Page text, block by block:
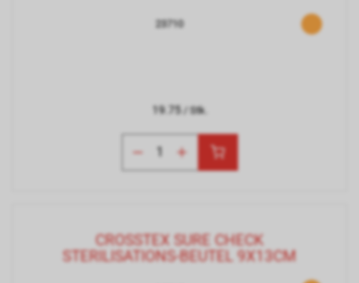
23710
19.75/ Stk.
CROSSTEX SURE CHECK
STERILISATIONS-BEUTEL 9X13CM